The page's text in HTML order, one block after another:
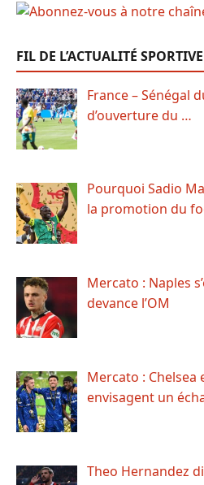
FIL DE L’ACTUALITÉ SPORTIVE
France – Sénégal
d’ouverture du …
Pourquoi Sadio
la promotion du
Mercato : Naples
devance l’OM
Mercato :
envisagent un
Theo Hernandez